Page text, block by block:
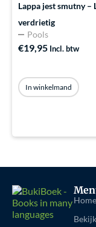
Lappa jest smutny –
verdrietig
Pools
€19,95 Incl. btw
In winkelmand
Home